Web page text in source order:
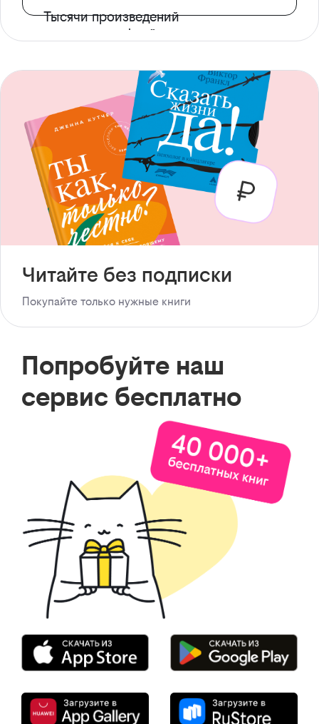
Тысячи произведений
с доступом офлайн
Читайте без подписки
Покупайте только нужные книги
Попробуйте наш
сервис бесплатно